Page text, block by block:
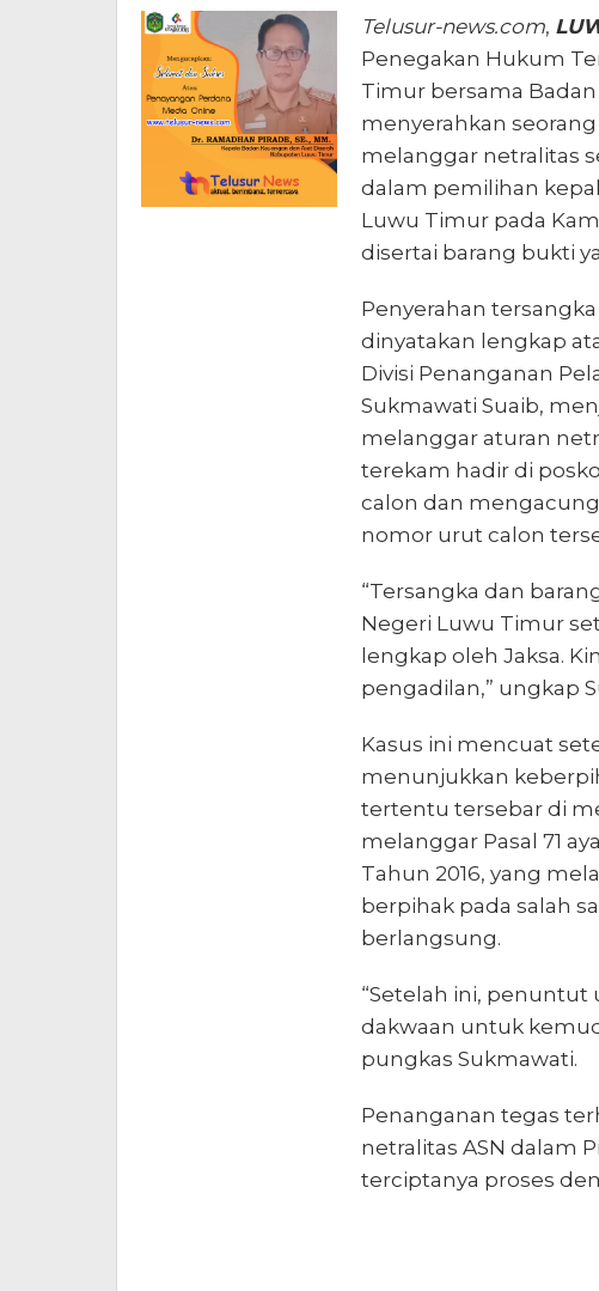
Telusur-news.com,
Penegakan Hukum
Timur bersama
menyerahkan
melanggar netralitas
dalam pemilihan
Luwu Timur pada
disertai barang bukti
Penyerahan
dinyatakan lengkap
Divisi Penanganan
Sukmawati Suaib,
melanggar aturan
terekam hadir di
calon dan
nomor urut calon
“Tersangka dan
Negeri Luwu Timur
lengkap oleh Jaksa.
pengadilan,” ungkap
Kasus ini mencuat
menunjukkan
tertentu tersebar di
melanggar Pasal 71
Tahun 2016, yang
berpihak pada salah
berlangsung.
“Setelah ini,
dakwaan untuk
pungkas Sukmawati.
Penanganan tegas
netralitas ASN dalam
terciptanya proses